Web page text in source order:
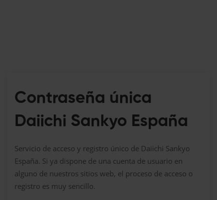
Contraseña única
Daiichi Sankyo España
Servicio de acceso y registro único de Daiichi Sankyo
España. Si ya dispone de una cuenta de usuario en
alguno de nuestros sitios web, el proceso de acceso o
registro es muy sencillo.